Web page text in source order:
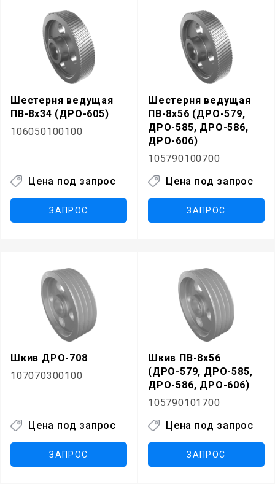
Шестерня ведущая
ПВ-8х34 (ДРО-605)
106050100100
Цена под запрос
ЗАПРОС
Шестерня ведущая
ПВ-8х56 (ДРО-579,
ДРО-585, ДРО-586,
ДРО-606)
105790100700
Цена под запрос
ЗАПРОС
Шкив ДРО-708
107070300100
Цена под запрос
ЗАПРОС
Шкив ПВ-8х56
(ДРО-579, ДРО-585,
ДРО-586, ДРО-606)
105790101700
Цена под запрос
ЗАПРОС